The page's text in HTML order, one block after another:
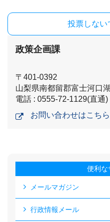
投票しない
政策企画課
〒401-0392
山梨県南都留郡富士河口
電話 : 0555-72-1129(直通)
お問い合わせはこちら
便利な
メールマガジン
行政情報メール